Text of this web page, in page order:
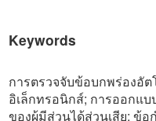
Keywords
การตรวจจับข้อบกพร่องอั
อิเล็กทรอนิกส์; การออกแ
ของผู้มีส่วนได้ส่วนเสีย; ข้